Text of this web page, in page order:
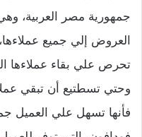
جمهورية مصر العربية،
العروض إلي جميع
تحرص علي بقاء عملاءها
وحتي تسطتيع أن تبقي
فأنها تسهل علي العميل